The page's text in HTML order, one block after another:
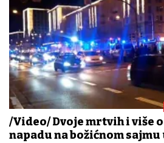
/Video/ Dvoje mrtvih i više
napadu na božićnom